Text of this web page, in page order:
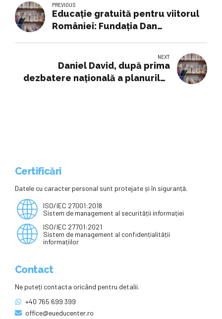
PREVIOUS
Educație gratuită pentru viitorul
României: Fundația Dan
de Cursuri, extinse, în premieră, la
nivel național
NEXT
Daniel David, după prima
dezbatere națională a planurilor
Certificări
Datele cu caracter personal sunt protejate și în siguranță.
ISO/IEC 27001:2018
Sistem de management al securității informației
ISO/IEC 27701:2021
Sistem de management al confidențialității
informațiilor
Contact
Ne puteți contacta oricând pentru detalii.
+40 765 699 399
office@eueducenter.ro